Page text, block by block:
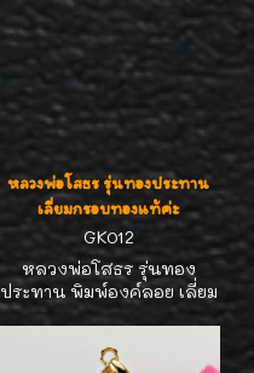
หลวงพ่อโสธร รุ่นทองประทาน
เลี่ยมกรอบทองแท้ค่ะ
GK012
หลวงพ่อโสธร รุ่นทอง
ประทาน พิมพ์องค์ลอย เลี่ยม
กรอบทองแท้ค่ะ ใส่ได้กับ
หรือ 2 บาท สวยค่ะ